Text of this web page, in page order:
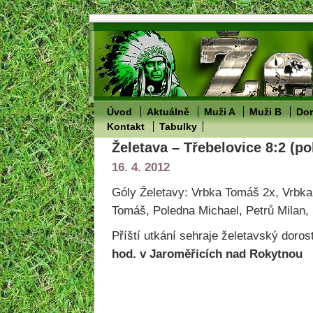
Úvod Aktuálně Muži A Muži B
Kontakt
Tabulky
Želetava – Třebelovice 8:2
16. 4. 2012
Góly Želetavy: Vrbka Tomáš 2x,
Tomáš, Poledna Michael, Petrů
Příští utkání sehraje želetavský
hod. v Jaroměřicích nad Rokytnou